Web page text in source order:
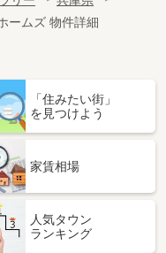
ームズ 物件詳細
「住みたい街」
を見つけよう
家賃相場
人気タウン
ランキング